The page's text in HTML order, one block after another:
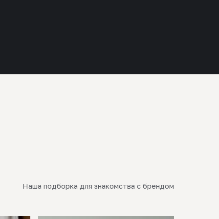
Наша подборка для знакомства с брендом